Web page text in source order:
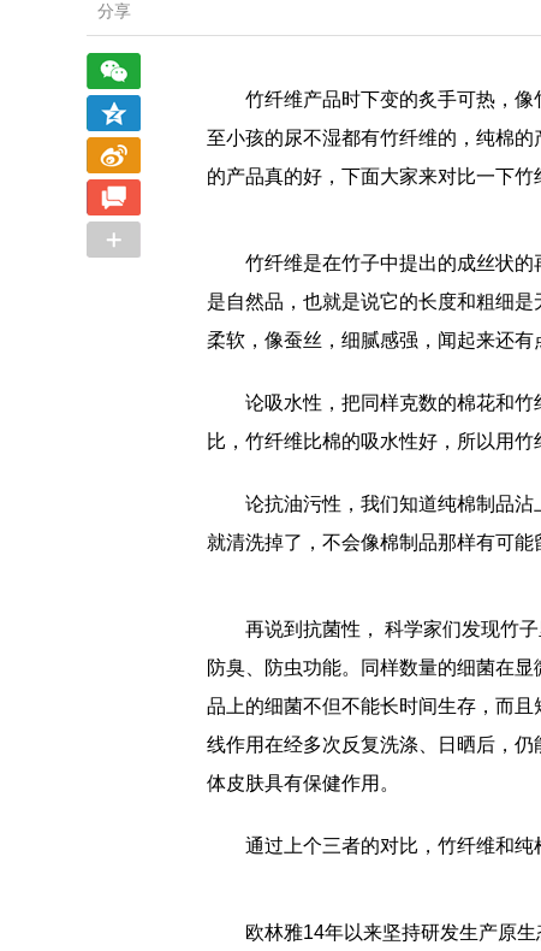
分享
竹纤维产品时下变的炙手可热，像
至小孩的尿不湿都有竹纤维的，纯棉
的产品真的好，下面大家来对比一下
竹纤维是在竹子中提出的成丝状的
是自然品，也就是说它的长度和粗细
柔软，像蚕丝，细腻感强，闻起来还有
论吸水性，把同样克数的棉花和竹
比，竹纤维比棉的吸水性好，所以用竹
论抗油污性，我们知道纯棉制品沾
就清洗掉了，不会像棉制品那样有可
再说到抗菌性， 科学家们发现竹子
防臭、防虫功能。同样数量的细菌在
品上的细菌不但不能长时间生存，而
线作用在经多次反复洗涤、日晒后，
体皮肤具有保健作用。
通过上个三者的对比，竹纤维和纯
欧林雅14年以来坚持研发生产原生